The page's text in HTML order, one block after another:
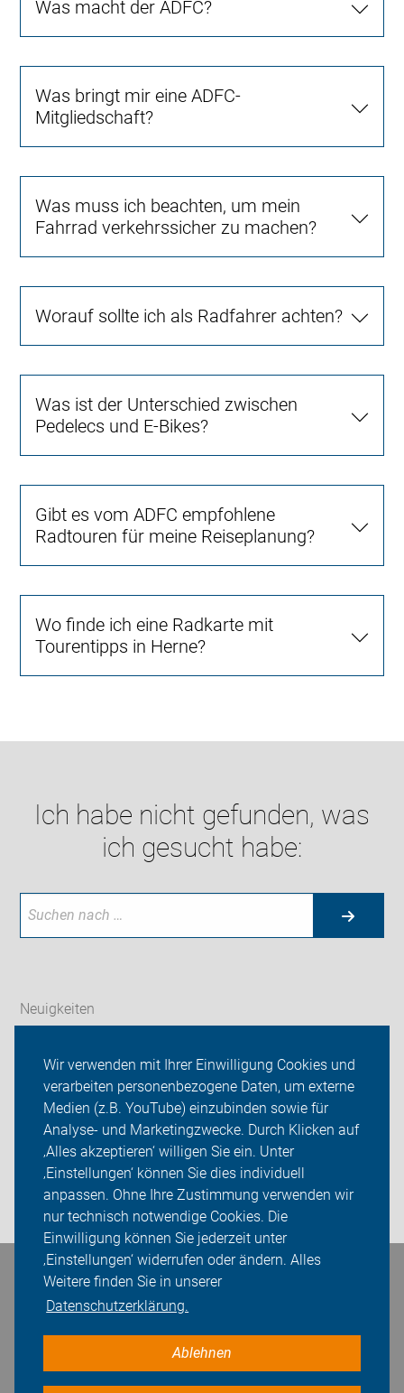
Wir verwenden mit Ihrer Einwilligung Cookies und
verarbeiten personenbezogene Daten, um externe
Medien (z.B. YouTube) einzubinden sowie für
Analyse- und Marketingzwecke. Durch Klicken auf
‚Alles akzeptieren‘ willigen Sie ein. Unter
‚Einstellungen‘ können Sie dies individuell
anpassen. Ohne Ihre Zustimmung verwenden wir
nur technisch notwendige Cookies. Die
Einwilligung können Sie jederzeit unter
‚Einstellungen‘ widerrufen oder ändern. Alles
Weitere finden Sie in unserer
Datenschutzerklärung.
Ablehnen
Was macht der ADFC?
Was bringt mir eine ADFC-
Mitgliedschaft?
Was muss ich beachten, um mein
Fahrrad verkehrssicher zu machen?
Worauf sollte ich als Radfahrer achten?
Was ist der Unterschied zwischen
Pedelecs und E-Bikes?
Gibt es vom ADFC empfohlene
Radtouren für meine Reiseplanung?
Wo finde ich eine Radkarte mit
Tourentipps in Herne?
Ich habe nicht gefunden, was
ich gesucht habe:
Neuigkeiten
Radfahren in Herne
Sei dabei
Presse
Login
Bleiben Sie in Kontakt